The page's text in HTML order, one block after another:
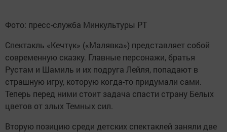
Фото: пресс-служба Минкультуры РТ
Спектакль «Кечтүк» («Малявка») представляет собой
современную сказку. Главные персонажи, братья
Рустам и Шамиль и их подруга Лейля, попадают в
страшную игру, которую когда-то придумали сами.
Теперь перед ними стоит задача спасти страну Белых
цветов от злых Темных сил.
Вторую позицию среди детских спектаклей заняли две